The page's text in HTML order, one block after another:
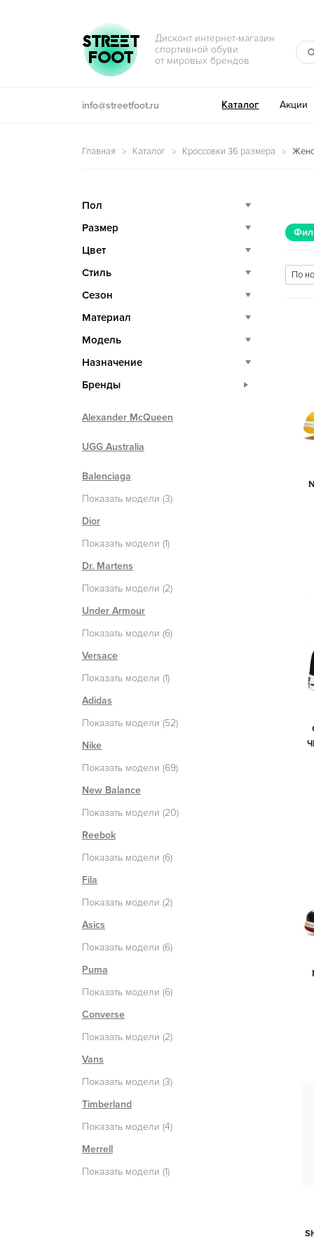
Перейти к навигации
Перейти к содержимому
STREET
FOOT
Дисконт интернет-магазин
спортивной обуви
от мировых брендов
info@streetfoot.ru Каталог Акции
Главная Каталог Кроссовки 36 размера
Пол
Размер
Цвет
Стиль
Сезон
Материал
Модель
Назначение
Бренды
Alexander McQueen
UGG Australia
Balenciaga
Показать модели (3)
Dior
Показать модели (1)
Dr. Martens
Показать модели (2)
Under Armour
Показать модели (6)
Versace
Показать модели (1)
Adidas
Показать модели (52)
Nike
Показать модели (69)
New Balance
Показать модели (20)
Reebok
Показать модели (6)
Fila
Показать модели (2)
Asics
Показать модели (6)
Puma
Показать модели (6)
Converse
Показать модели (2)
Vans
Показать модели (3)
Timberland
Показать модели (4)
Merrell
Показать модели (1)